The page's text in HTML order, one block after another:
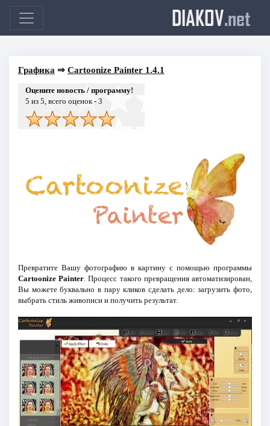
DIAKOV.net
Графика ⇒ Cartoonize Painter 1.4.1
Оцените новость / программу!
5 из 5, всего оценок - 3
Превратите Вашу фотографию в картину с помощью программы
Cartoonize Painter . Процесс такого превращения автоматизирован,
Вы можете буквально в пару кликов сделать дело: загрузить фото,
выбрать стиль живописи и получить результат.